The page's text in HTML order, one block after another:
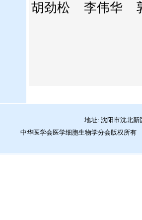
胡劲松
李伟华
地址: 沈阳市沈北
中华医学会医学细胞生物学分会版权所